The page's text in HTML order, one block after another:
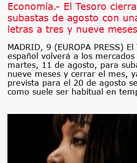
Economía.- El Tesoro
subastas de agosto con
letras a tres y nueve meses
MADRID, 9 (EUROPA PRESS)
español volverá a los mercados
martes, 11 de agosto, para
nueve meses y cerrar el mes,
prevista para el 20 de agosto
como suele ser habitual en